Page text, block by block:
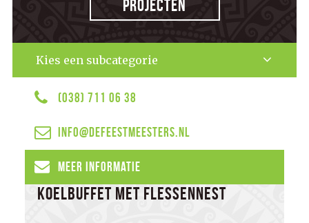
Projecten
Kies een subcategorie
(038) 711 06 38
info@defeestmeesters.nl
Meer informatie
Koelbuffet met flessennest